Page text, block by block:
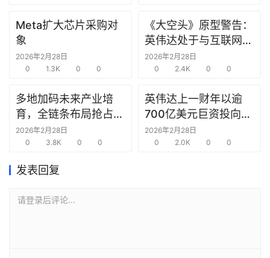
告
创
窗
商
链
合
Meta扩大芯片采购对
象
2026年2月28日
0
1.3K 0 0
《大空头》原型警告：
英伟达处于与互联网泡
沫时期思科同样的“危
险境地”
2026年2月28日
0
2.4K 0 0
多地加码未来产业培
育，全链条布局抢占新
赛道先机
2026年2月28日
0
3.8K 0 0
英伟达上一财年以逾
700亿美元巨资投向合
作方，竭力巩固AI芯片
需求
2026年2月28日
0
2.0K 0 0
发表回复
请登录后评论...